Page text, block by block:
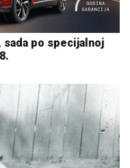
po specijalnoj